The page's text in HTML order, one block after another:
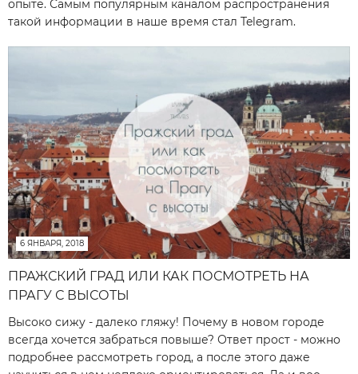
опыте. Самым популярным каналом распространения
такой информации в наше время стал Telegram.
6 ЯНВАРЯ, 2018
ПРАЖСКИЙ ГРАД ИЛИ КАК ПОСМОТРЕТЬ НА
ПРАГУ С ВЫСОТЫ
Высоко сижу - далеко гляжу! Почему в новом городе
всегда хочется забраться повыше? Ответ прост - можно
подробнее рассмотреть город, а после этого даже